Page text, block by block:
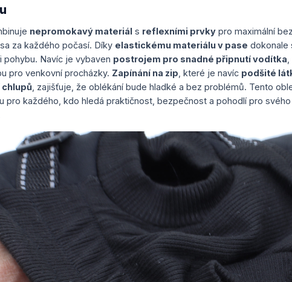
nepromokavý materiál s reflexními prvky pro maximální
za každého počasí. Díky elastickému materiálu v pase dokonale
pohybu. Navíc je vybaven postrojem pro snadné připnutí vodítka
pro venkovní procházky. Zapínání na zip , které je navíc podšité
, zajišťuje, že oblékání bude hladké a bez problémů. Tento
pro každého, kdo hledá praktičnost, bezpečnost a pohodlí pro svého